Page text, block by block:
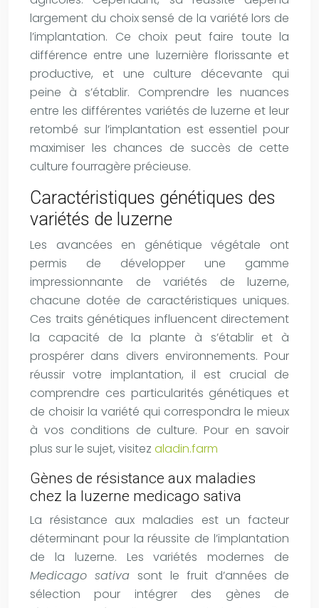
largement du choix sensé de la variété lors de
l’implantation. Ce choix peut faire toute la
différence entre une luzernière florissante et
productive, et une culture décevante qui
peine à s’établir. Comprendre les nuances
entre les différentes variétés de luzerne et leur
retombé sur l’implantation est essentiel pour
maximiser les chances de succès de cette
culture fourragère précieuse.
Caractéristiques génétiques des
variétés de luzerne
Les avancées en génétique végétale ont
permis de développer une gamme
impressionnante de variétés de luzerne,
chacune dotée de caractéristiques uniques.
Ces traits génétiques influencent directement
la capacité de la plante à s’établir et à
prospérer dans divers environnements. Pour
réussir votre implantation, il est crucial de
comprendre ces particularités génétiques et
de choisir la variété qui correspondra le mieux
à vos conditions de culture. Pour en savoir
plus sur le sujet, visitez aladin.farm
Gènes de résistance aux maladies
chez la luzerne medicago sativa
La résistance aux maladies est un facteur
déterminant pour la réussite de l’implantation
de la luzerne. Les variétés modernes de
Medicago sativasont le fruit d’années de
sélection pour intégrer des gènes de